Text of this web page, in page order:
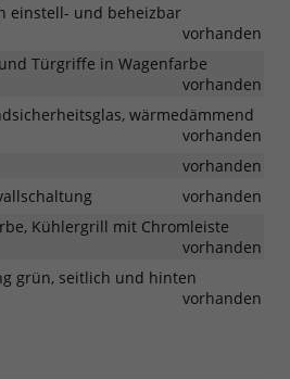
einstell- und beheizbar
vorhanden
Türgriffe in Wagenfarbe
vorhanden
wärmedämmend
vorhanden
vorhanden
vorhanden
Kühlergrill mit Chromleiste
vorhanden
grün, seitlich und hinten
vorhanden